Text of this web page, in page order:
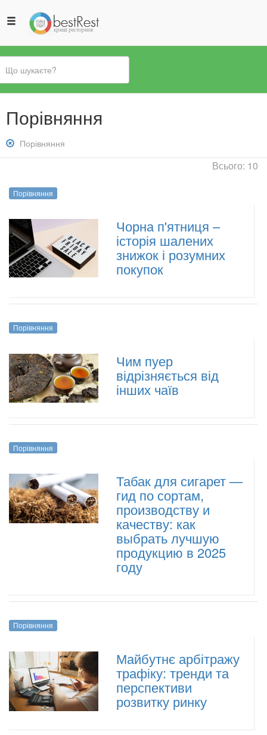
Ви
єПорівняння
Зняти
фільтр:
Порівняння
Всього: 10
Порівняння
Чорна п'ятниця –
історія шалених
знижок і розумних
покупок
Порівняння
Чим пуер
відрізняється від
інших чаїв
Порівняння
Табак для сигарет —
гид по сортам,
производству и
качеству: как
выбрать лучшую
продукцию в 2025
году
Порівняння
Майбутнє арбітражу
трафіку: тренди та
перспективи
розвитку ринку